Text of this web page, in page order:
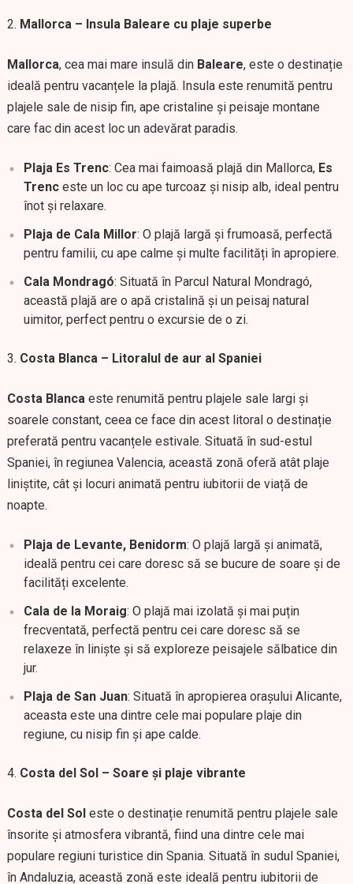
Mallorca – Insula Baleare cu plaje superbe
Mallorca, cea mai mare insulă din Baleare, este o destinație
ideală pentru vacanțele la plajă. Insula este renumită pentru
plajele sale de nisip fin, ape cristaline și peisaje montane
care fac din acest loc un adevărat paradis.
Plaja Es Trenc: Cea mai faimoasă plajă din Mallorca, Es
Trenceste un loc cu ape turcoaz și nisip alb, ideal pentru
înot și relaxare.
Plaja de Cala Millor: O plajă largă și frumoasă, perfectă
pentru familii, cu ape calme și multe facilități în apropiere.
Cala Mondragó: Situată în Parcul Natural Mondragó,
această plajă are o apă cristalină și un peisaj natural
uimitor, perfect pentru o excursie de o zi.
Costa Blanca – Litoralul de aur al Spaniei
Costa Blancaeste renumită pentru plajele sale largi și
soarele constant, ceea ce face din acest litoral o destinație
preferată pentru vacanțele estivale. Situată în sud-estul
Spaniei, în regiunea Valencia, această zonă oferă atât plaje
liniștite, cât și locuri animată pentru iubitorii de viață de
noapte.
Plaja de Levante, Benidorm: O plajă largă și animată,
ideală pentru cei care doresc să se bucure de soare și de
facilități excelente.
Cala de la Moraig: O plajă mai izolată și mai puțin
frecventată, perfectă pentru cei care doresc să se
relaxeze în liniște și să exploreze peisajele sălbatice din
jur.
Plaja de San Juan: Situată în apropierea orașului Alicante,
aceasta este una dintre cele mai populare plaje din
regiune, cu nisip fin și ape calde.
Costa del Sol – Soare și plaje vibrante
Costa del Soleste o destinație renumită pentru plajele sale
însorite și atmosfera vibrantă, fiind una dintre cele mai
populare regiuni turistice din Spania. Situată în sudul Spaniei,
în Andaluzia, această zonă este ideală pentru iubitorii de